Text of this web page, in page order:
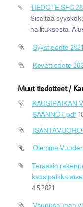
TIEDOTE SFC
Sisältää
hallituksesta.
Syystiedote
Kevättiedote
Muut tiedotteet /
KAUSIPAIKAN
SÄÄNNÖT.pdf
Olemme
Terassin
4.5.2021
Vaunusaunan